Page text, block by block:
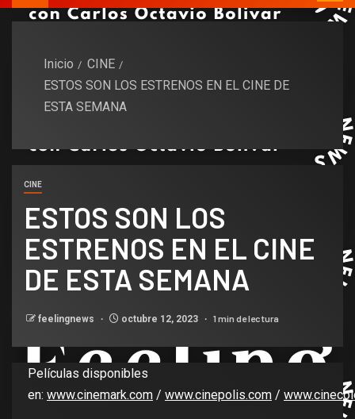
Inicio
CINE
ESTOS SON LOS ESTRENOS EN EL CINE DE
ESTA SEMANA
CINE
ESTOS SON LOS
ESTRENOS EN EL CINE
DE ESTA SEMANA
feelingnews octubre 12, 2023 1 min de lectura
Películas disponibles
en: www.cinemark.com / www.cinepolis.com /